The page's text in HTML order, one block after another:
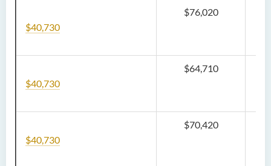
$40,730
$76,020
$40,730
$64,710
$40,730
$70,420